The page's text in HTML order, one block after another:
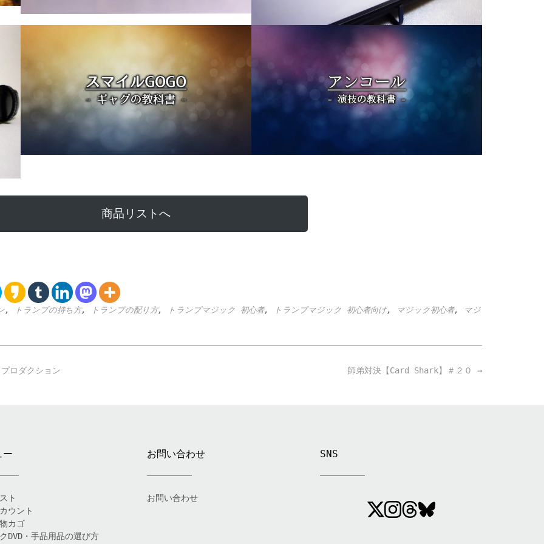
商品リストへ
, トランプの持ち方, トランプの配り方, トランプマジック 初心者, トランプマジック 初心者向け, マジック初心者, マジ
師弟対決【Card Shark】＃２０ →
ロダクション
ー
ト
ウント
カゴ
DVD・手品用品の選び方
お問い合わせ
お問い合わせ
SNS